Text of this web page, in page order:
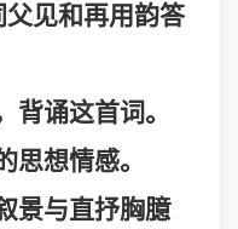
父见和再用韵答
背诵这首词。
思想情感。
景与直抒胸臆